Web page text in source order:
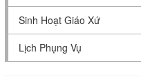
Sinh Hoạt Giáo Xứ
Lịch Phụng Vụ